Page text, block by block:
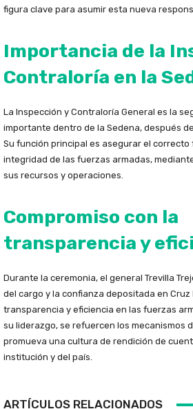
figura clave para asumir esta nueva
Importancia de la
Contraloría en la
La Inspección y Contraloría General es la
importante dentro de la Sedena, después
Su función principal es asegurar el correcto
integridad de las fuerzas armadas,
sus recursos y operaciones.
Compromiso con la
transparencia y
Durante la ceremonia, el general Trevilla
del cargo y la confianza depositada en
transparencia y eficiencia en las fuerzas
su liderazgo, se refuercen los mecanismos
promueva una cultura de rendición de
institución y del país.
ARTÍCULOS RELACIONADOS